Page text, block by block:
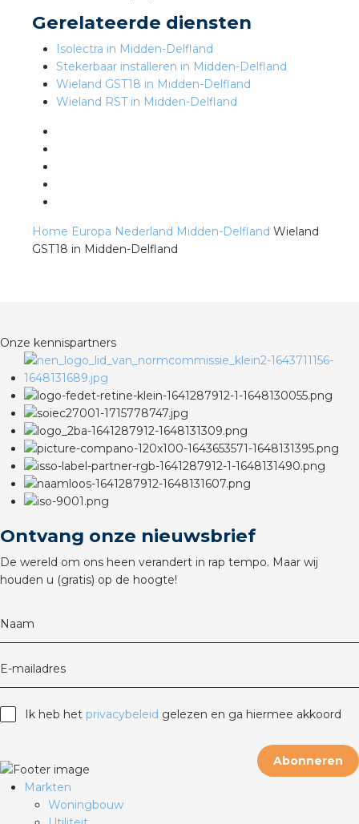
Gerelateerde diensten
Isolectra in Midden-Delfland
Stekerbaar installeren in Midden-Delfland
Wieland GST18 in Midden-Delfland
Wieland RST in Midden-Delfland
Home Europa Nederland Midden-Delfland Wieland
GST18 in Midden-Delfland
Onze kennispartners
Ontvang onze nieuwsbrief
De wereld om ons heen verandert in rap tempo. Maar wij
houden u (gratis) op de hoogte!
Naam
E-mailadres
Ik heb het privacybeleid gelezen en ga hiermee akkoord
Abonneren
groothandels
Markten
Woningbouw